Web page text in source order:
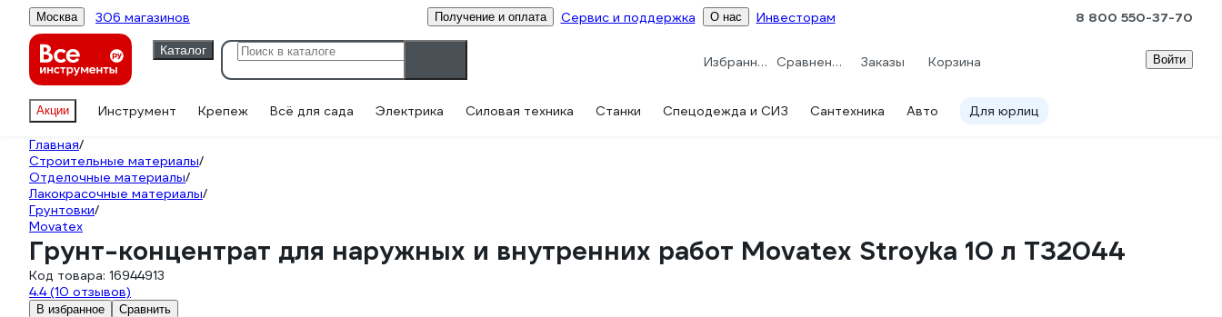
Москва 306 магазинов Получение и оплата Сервис и поддержка О нас Инвесторам 8 800 550-37-70
Каталог
Избранное Сравнение Заказы Корзина Войти
Акции Инструмент Крепеж Всё для сада Электрика Силовая техника Станки Спецодежда и СИЗ Сантехника Авто Для юрлиц
Главная/
Строительные материалы/
Отделочные материалы/
Лакокрасочные материалы/
Грунтовки/
Movatex
Грунт-концентрат для наружных и внутренних работ Movatex Stroyka 10 л Т32044
Код товара: 16944913
4.4(10 отзывов)
В избранное Сравнить